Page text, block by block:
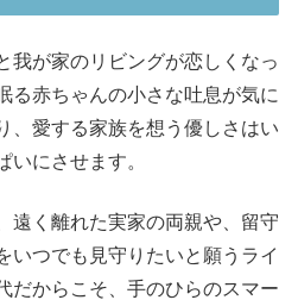
我が家のリビングが恋しくなっ
る赤ちゃんの小さな吐息が気に
、愛する家族を想う優しさはい
いにさせます。
遠く離れた実家の両親や、留守
いつでも見守りたいと願うライ
だからこそ、手のひらのスマー